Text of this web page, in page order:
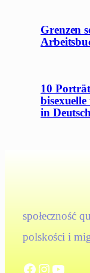
Grenzen
10
in
społeczność
polskości i
Facebook Instagram YouTube